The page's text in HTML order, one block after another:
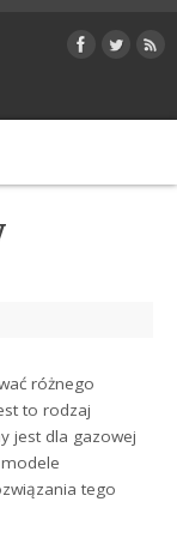
różnego
to rodzaj
jest dla gazowej
tego